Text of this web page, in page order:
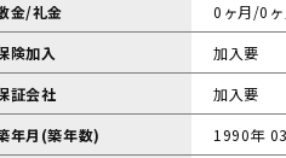
金/礼金
0ヶ月/0ヶ
険加入
加入要
証会社
加入要
年月(築年数)
1990年